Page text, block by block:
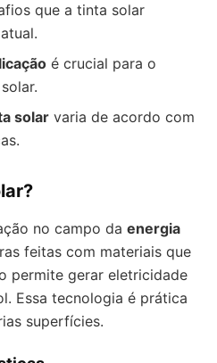
que a tinta solar
é crucial para o
solar varia de acordo com
no campo da energia
feitas com materiais que
permite gerar eletricidade
Essa tecnologia é prática
superfícies.